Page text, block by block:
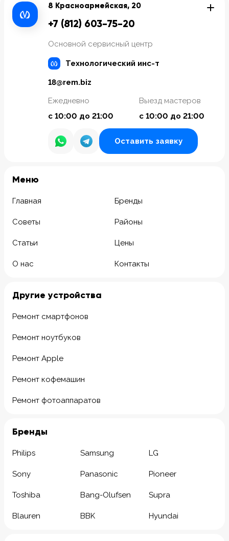
8 Красноармейская, 20
+7 (812) 603-75-20
Основной сервисный центр
Технологический инс-т
18@rem.biz
Ежедневно
с 10:00 до 21:00
Выезд мастеров
с 10:00 до 21:00
Оставить заявку
Meню
Главная Бренды
Советы Районы
Статьи Цены
О нас Контакты
Другие устройства
Ремонт смартфонов
Ремонт ноутбуков
Ремонт Apple
Ремонт кофемашин
Ремонт фотоаппаратов
Бренды
Philips Samsung LG
Sony Panasonic Pioneer
Toshiba Bang-Olufsen Supra
Blauren BBK Hyundai